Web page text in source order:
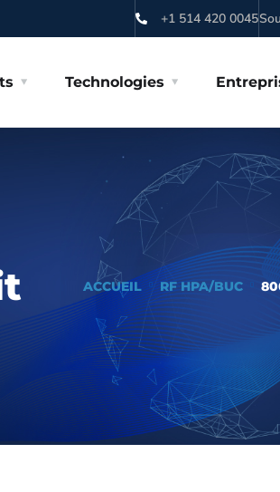
+1 514 420 0045
Technologies
ACCUEIL RF HPA/BUC